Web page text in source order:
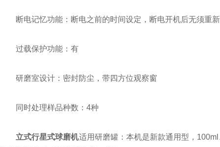
断电记忆功能：断电之前的时间设定，断电开机后无须重
过载保护功能：有
研磨室设计：密封防尘，带四方位观察窗
同时处理样品种数：4种
立式行星式球磨机适用研磨罐：本机是新款通用型，